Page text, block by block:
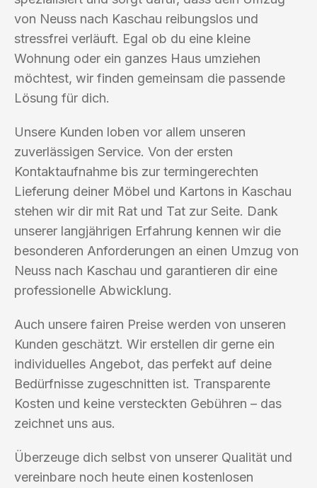
von Neuss nach Kaschau reibungslos und
stressfrei verläuft. Egal ob du eine kleine
Wohnung oder ein ganzes Haus umziehen
möchtest, wir finden gemeinsam die passende
Lösung für dich.
Unsere Kunden loben vor allem unseren
zuverlässigen Service. Von der ersten
Kontaktaufnahme bis zur termingerechten
Lieferung deiner Möbel und Kartons in Kaschau
stehen wir dir mit Rat und Tat zur Seite. Dank
unserer langjährigen Erfahrung kennen wir die
besonderen Anforderungen an einen Umzug von
Neuss nach Kaschau und garantieren dir eine
professionelle Abwicklung.
Auch unsere fairen Preise werden von unseren
Kunden geschätzt. Wir erstellen dir gerne ein
individuelles Angebot, das perfekt auf deine
Bedürfnisse zugeschnitten ist. Transparente
Kosten und keine versteckten Gebühren – das
zeichnet uns aus.
Überzeuge dich selbst von unserer Qualität und
vereinbare noch heute einen kostenlosen